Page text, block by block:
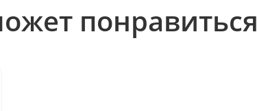
понравиться